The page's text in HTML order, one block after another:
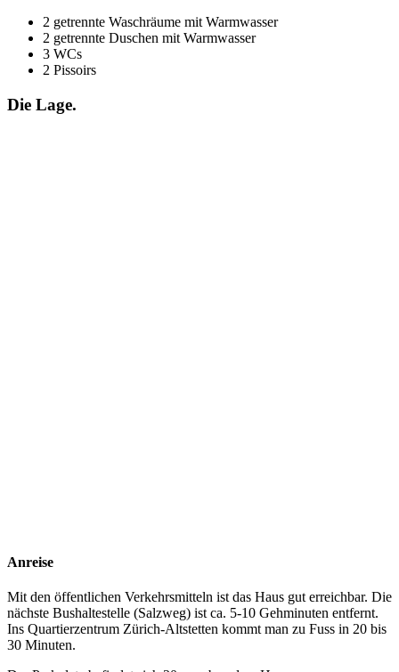
2 getrennte Waschräume mit Warmwasser
2 getrennte Duschen mit Warmwasser
3 WCs
2 Pissoirs
Die Lage.
Anreise
Mit den öffentlichen Verkehrsmitteln ist das Haus gut erreichbar. Die
nächste Bushaltestelle (Salzweg) ist ca. 5-10 Gehminuten entfernt.
Ins Quartierzentrum Zürich-Altstetten kommt man zu Fuss in 20 bis
30 Minuten.